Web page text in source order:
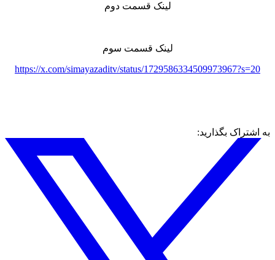
لینک قسمت دوم
لینک قسمت سوم
https://x.com/simayazaditv/status/1729586334509973967?s=20
به اشتراک بگذارید: